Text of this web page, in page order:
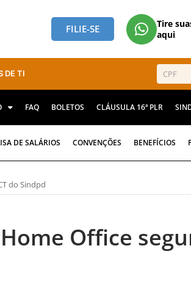
FILIE-SE
Tire
aqui
DE TI
FAQ BOLETOS CLÁUSULA 16ª PLR
DE SALÁRIOS CONVENÇÕES BENEFÍCIOS
do Sindpd
Office